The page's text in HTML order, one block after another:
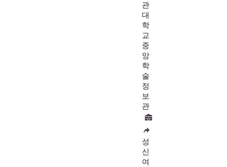
관
대
학
교
중
앙
학
술
정
보
관
성
신
여